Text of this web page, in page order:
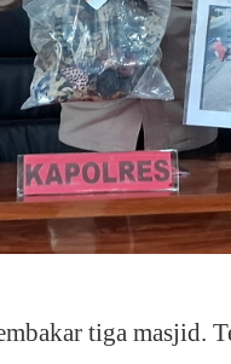
tiga masjid.